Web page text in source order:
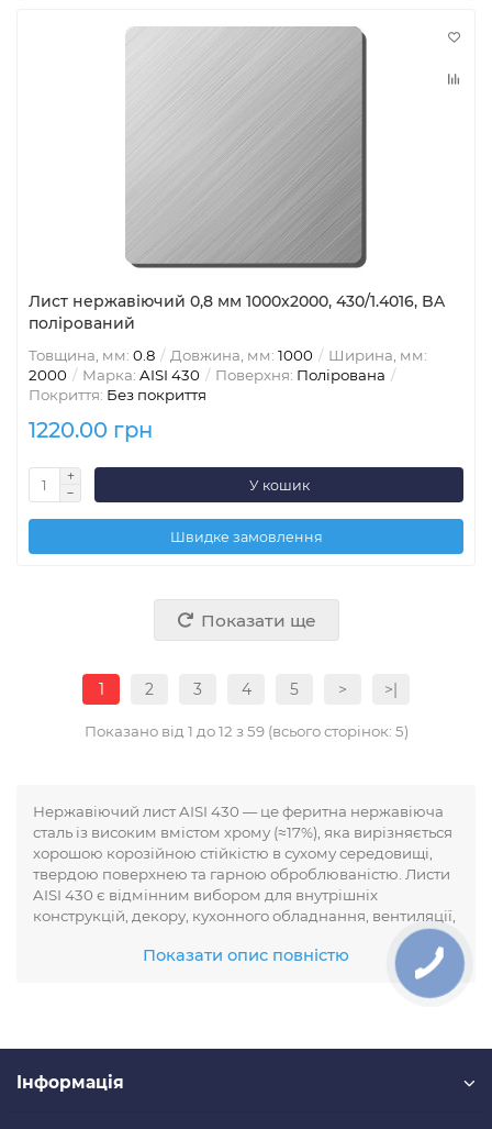
Лист нержавіючий 0,8 мм 1000x2000, 430/1.4016, BA
полірований
Товщина, мм: 0.8 Довжина, мм: 1000
Ширина, мм:
2000
Марка: AISI 430 Поверхня: Полірована
Покриття: Без покриття
1220.00 грн
У кошик
Швидке замовлення
Показати ще
1 2 3 4 5 > >|
Показано від 1 до 12 з 59 (всього сторінок: 5)
Нержавіючий лист AISI 430 — це феритна нержавіюча
сталь із високим вмістом хрому (≈17%), яка вирізняється
хорошою корозійною стійкістю в сухому середовищі,
твердою поверхнею та гарною оброблюваністю. Листи
AISI 430 є відмінним вибором для внутрішніх
конструкцій, декору, кухонного обладнання, вентиляції,
нержавіючі листи AISI 430 з доставкою по Україні та
професійною консультацією спеціалістів ви можете на
Нержавіючий лист AISI 430 —
Технічні характеристики
Показати опис повністю
Iнформація